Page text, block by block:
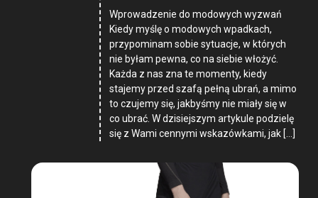
Wprowadzenie do modowych wyzwań
Kiedy myślę o modowych wpadkach,
przypominam sobie sytuacje, w których
nie byłam pewna, co na siebie włożyć.
Każda z nas zna te momenty, kiedy
stajemy przed szafą pełną ubrań, a mimo
to czujemy się, jakbyśmy nie miały się w
co ubrać. W dzisiejszym artykule podzielę
się z Wami cennymi wskazówkami, jak […]